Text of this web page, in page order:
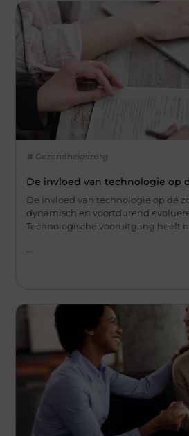
Gezondheidszorg
De invloed van technologie op
De invloed van technologie op de
dynamisch en voortdurend
Technologische vooruitgang heeft